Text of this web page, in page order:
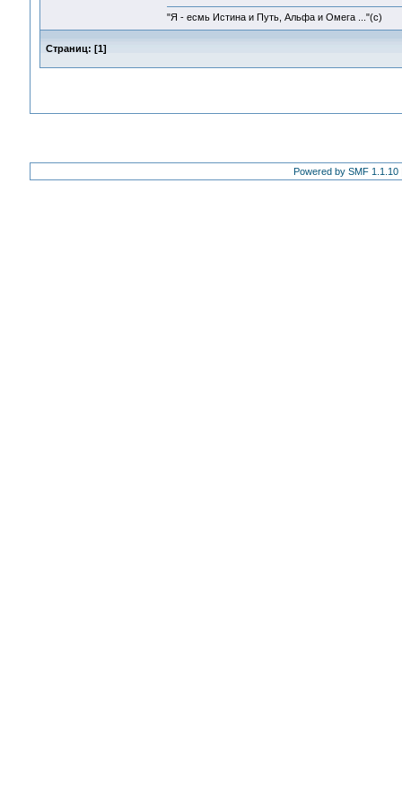
"Я - есмь Истина и Путь, Альфа и Омега ..."(с)
Страниц: [1]
Powered by SMF 1.1.10